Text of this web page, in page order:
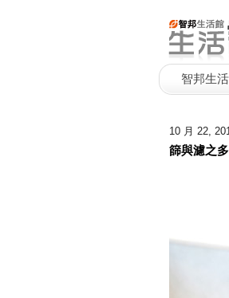
智邦生
10 月 22,
篩與濾之